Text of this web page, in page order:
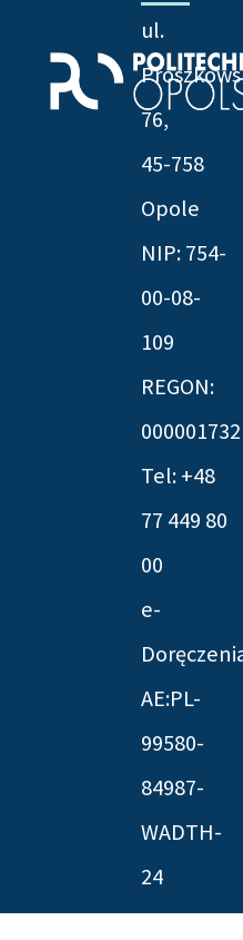
ul.
76,
45-758
Opole
NIP: 754-
00-08-
109
REGON:
000001732
Tel: +48
77 449 80
00
e-
AE:PL-
99580-
84987-
WADTH-
24